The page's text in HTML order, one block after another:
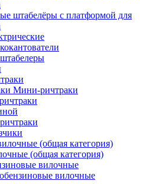
штабелёры с платформой для
Мини-ричтраки
(общая категория)
вилочные
вилочные